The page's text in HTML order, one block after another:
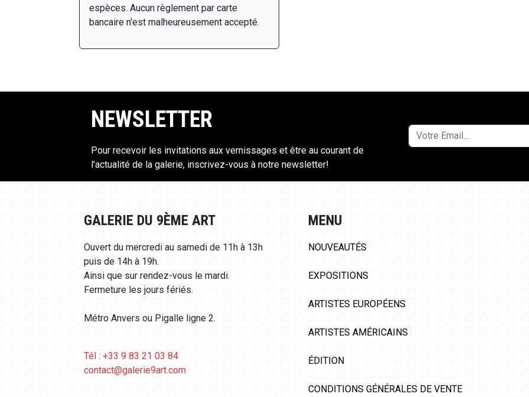
espèces. Aucun règlement par carte
bancaire n'est malheureusement accepté.
NEWSLETTER
Pour recevoir les invitations aux vernissages et être au courant de
l'actualité de la galerie, inscrivez-vous à notre newsletter!
GALERIE DU 9ÈME ART
Ouvert du mercredi au samedi de 11h à 13h
puis de 14h à 19h.
Ainsi que sur rendez-vous le mardi.
Fermeture les jours fériés.
Métro Anvers ou Pigalle ligne 2.
Tél : +33 9 83 21 03 84
contact@galerie9art.com
MENU
NOUVEAUTÉS
EXPOSITIONS
ARTISTES EUROPÉENS
ARTISTES AMÉRICAINS
ÉDITION
CONDITIONS GÉNÉRALES DE VENTE